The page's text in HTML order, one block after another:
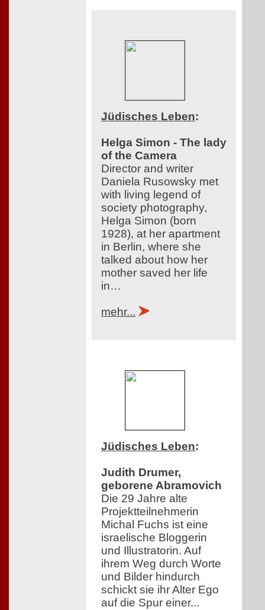
Jüdisches Leben:
Helga Simon - The lady
of the Camera
Director and writer
Daniela Rusowsky met
with living legend of
society photography,
Helga Simon (born
1928), at her apartment
in Berlin, where she
talked about how her
mother saved her life
in…
mehr...
Jüdisches Leben:
Judith Drumer,
geborene Abramovich
Die 29 Jahre alte
Projektteilnehmerin
Michal Fuchs ist eine
israelische Bloggerin
und Illustratorin. Auf
ihrem Weg durch Worte
und Bilder hindurch
schickt sie ihr Alter Ego
auf die Spur einer...